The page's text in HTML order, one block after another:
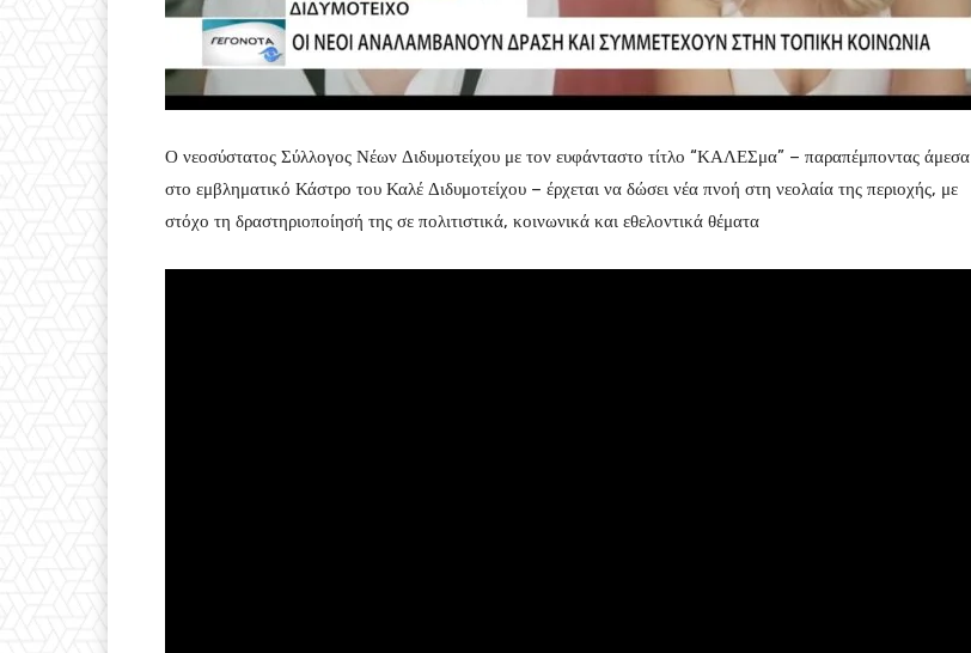
Ο νεοσύστατος Σύλλογος Νέων Διδυμοτείχου με τον ευφάνταστο τίτλο “ΚΑΛΕΣμα” – παραπέμποντας άμεσα
στο εμβληματικό Κάστρο του Καλέ Διδυμοτείχου – έρχεται να δώσει νέα πνοή στη νεολαία της περιοχής, με
στόχο τη δραστηριοποίησή της σε πολιτιστικά, κοινωνικά και εθελοντικά θέματα